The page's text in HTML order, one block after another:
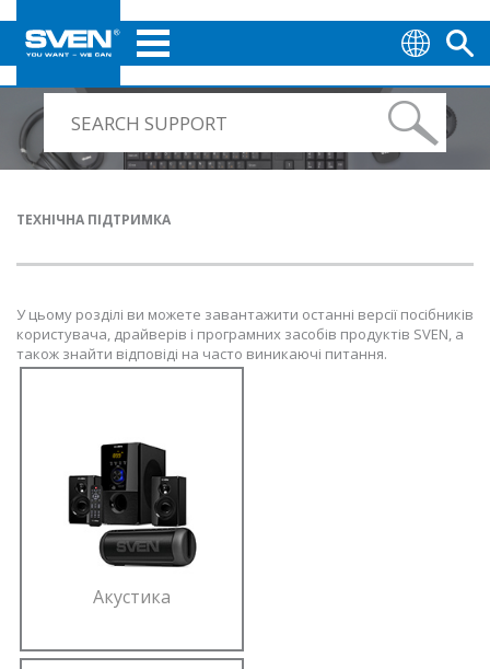
ТЕХНІЧНА ПІДТРИМКА
У цьому розділі ви можете завантажити останні версії посібників
користувача, драйверів і програмних засобів продуктів SVEN, а
також знайти відповіді на часто виникаючі питання.
Акустика